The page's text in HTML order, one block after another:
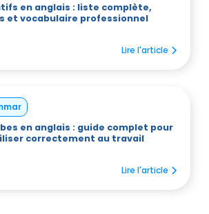
en anglais : liste complète,
et vocabulaire professionnel
Lire l'article
en anglais : guide complet pour
correctement au travail
Lire l'article